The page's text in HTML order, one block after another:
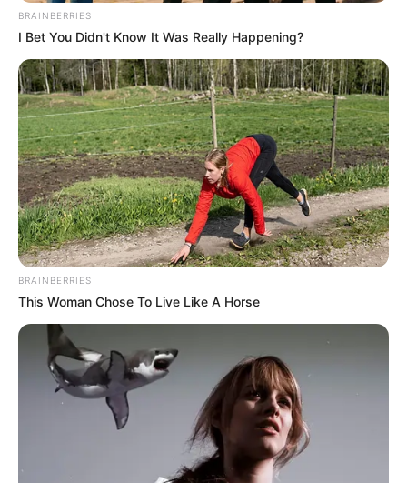
Participe do nosso grupo do
WhatsApp!
Fique informado em tempo real sobre as principais
notícias de Paraguaçu Paulista e região
BRAINBERRIES
I Bet You Didn't Know It Was Really Happening?
BRAINBERRIES
This Woman Chose To Live Like A Horse